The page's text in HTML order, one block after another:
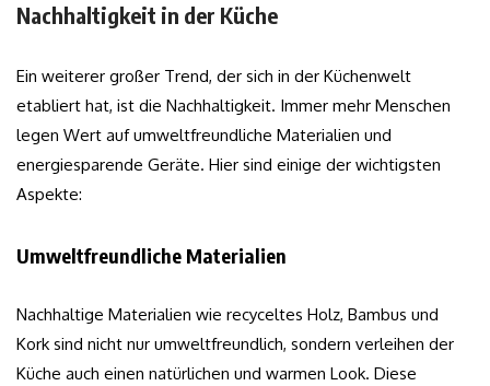
Nachhaltigkeit in der Küche
Ein weiterer großer Trend, der sich in der Küchenwelt
etabliert hat, ist die Nachhaltigkeit. Immer mehr Menschen
legen Wert auf umweltfreundliche Materialien und
energiesparende Geräte. Hier sind einige der wichtigsten
Aspekte:
Umweltfreundliche Materialien
Nachhaltige Materialien wie recyceltes Holz, Bambus und
Kork sind nicht nur umweltfreundlich, sondern verleihen der
Küche auch einen natürlichen und warmen Look. Diese